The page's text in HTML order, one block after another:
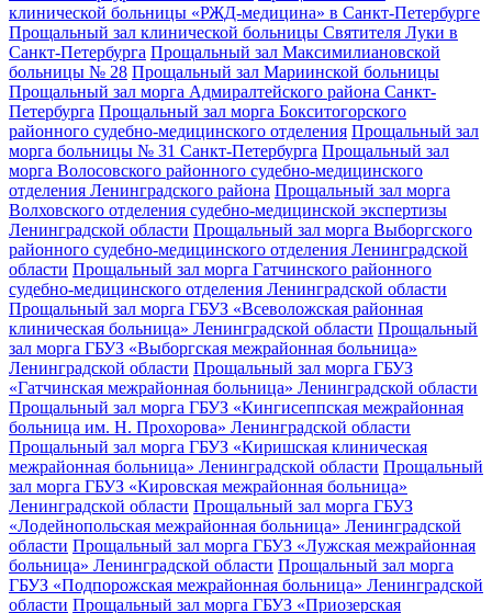
клинической больницы «РЖД-медицина» в Санкт-Петербурге
Прощальный зал клинической больницы Святителя Луки в
Санкт-Петербурга Прощальный зал Максимилиановской
больницы № 28 Прощальный зал Мариинской больницы
Прощальный зал морга Адмиралтейского района Санкт-
Петербурга Прощальный зал морга Бокситогорского
районного судебно-медицинского отделения Прощальный зал
морга больницы № 31 Санкт-Петербурга Прощальный зал
морга Волосовского районного судебно-медицинского
отделения Ленинградского района Прощальный зал морга
Волховского отделения судебно-медицинской экспертизы
Ленинградской области Прощальный зал морга Выборгского
районного судебно-медицинского отделения Ленинградской
области Прощальный зал морга Гатчинского районного
судебно-медицинского отделения Ленинградской области
Прощальный зал морга ГБУЗ «Всеволожская районная
клиническая больница» Ленинградской области Прощальный
зал морга ГБУЗ «Выборгская межрайонная больница»
Ленинградской области Прощальный зал морга ГБУЗ
«Гатчинская межрайонная больница» Ленинградской области
Прощальный зал морга ГБУЗ «Кингисеппская межрайонная
больница им. Н. Прохорова» Ленинградской области
Прощальный зал морга ГБУЗ «Киришская клиническая
межрайонная больница» Ленинградской области Прощальный
зал морга ГБУЗ «Кировская межрайонная больница»
Ленинградской области Прощальный зал морга ГБУЗ
«Лодейнопольская межрайонная больница» Ленинградской
области Прощальный зал морга ГБУЗ «Лужская межрайонная
больница» Ленинградской области Прощальный зал морга
ГБУЗ «Подпорожская межрайонная больница» Ленинградской
области Прощальный зал морга ГБУЗ «Приозерская